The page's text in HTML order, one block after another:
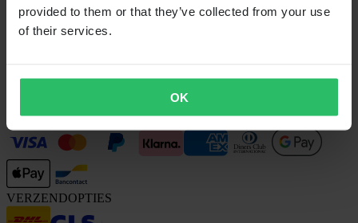
provided to them or that they’ve collected from your use
of their services.
OK
OVER ONS
Over 24MX
BETALINGSMOGELIJKHEDEN
VERZENDOPTIES